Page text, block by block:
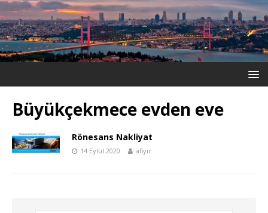
Büyükçekmece evden eve
Rönesans Nakliyat
14 Eylül 2020 afiyir